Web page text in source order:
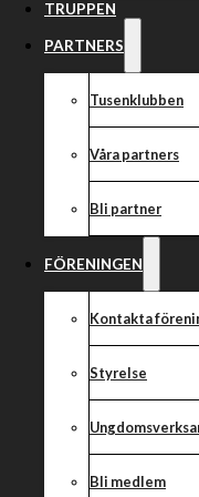
TRUPPEN
PARTNERS
Tusenklubben
Våra partners
Bli partner
FÖRENINGEN
Kontakta
Styrelse
Bli medlem
Idag 8 juni kl. 12:00
734 lotter.
Idag 8 juni kl. 12:00
Vi behöver fortsatt ert
Nu fortsätter vi att fylla
Stort TACK för ert stöd!
Mer information finns